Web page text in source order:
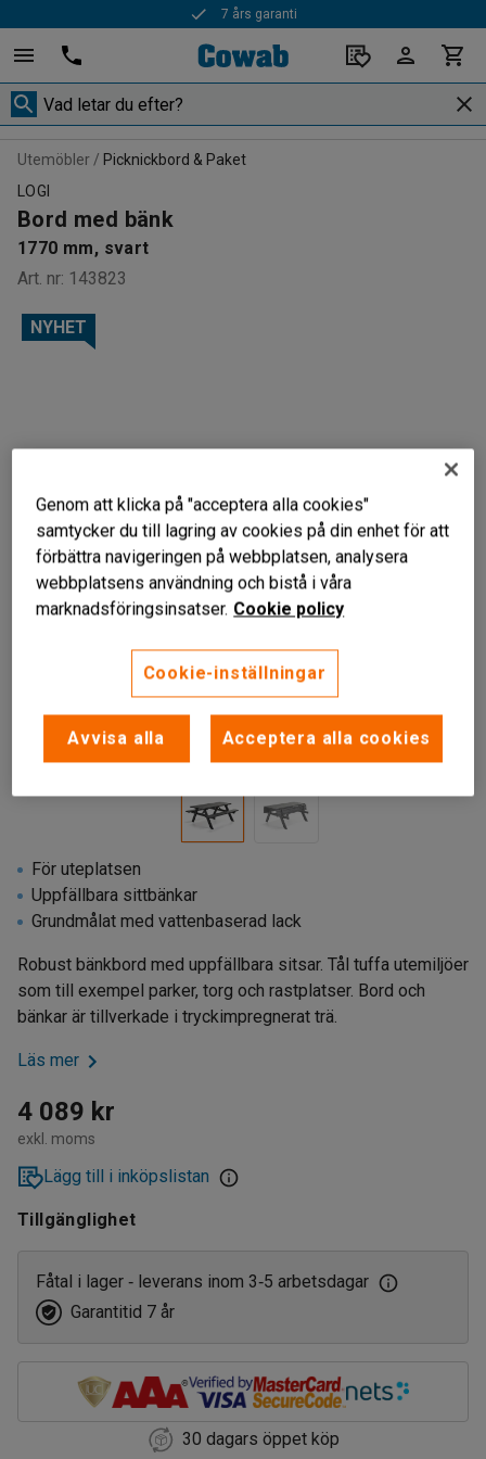
7 års garanti
Utemöbler
Picknickbord & Paket
LOGI
Bord med bänk
1770 mm, svart
Art. nr: 143823
NYHET
För uteplatsen
Uppfällbara sittbänkar
Grundmålat med vattenbaserad lack
Robust bänkbord med uppfällbara sitsar. Tål tuffa utemiljöer
som till exempel parker, torg och rastplatser. Bord och
bänkar är tillverkade i tryckimpregnerat trä.
Läs mer
4 089 kr
exkl. moms
Lägg till i inköpslistan
Tillgänglighet
Fåtal i lager ‑ leverans inom 3‑5 arbetsdagar
Garantitid 7 år
30 dagars öppet köp
Genom att klicka på "acceptera alla cookies"
samtycker du till lagring av cookies på din enhet för att
förbättra navigeringen på webbplatsen, analysera
webbplatsens användning och bistå i våra
marknadsföringsinsatser. Cookie policy
Cookie-inställningar
Avvisa alla Acceptera alla cookies